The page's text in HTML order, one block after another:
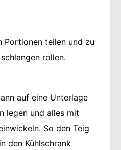
Portionen teilen und zu
rollen.
auf eine Unterlage
legen und alles mit
So den Teig
den Kühlschrank